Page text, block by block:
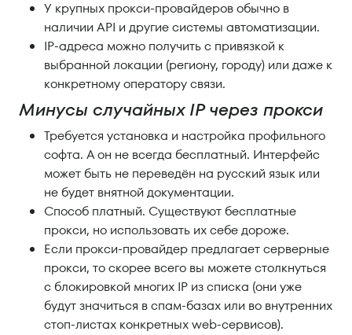
У крупных прокси-провайдеров обычно в
наличии API и другие системы автоматизации.
IP-адреса можно получить с привязкой к
выбранной локации (региону, городу) или даже к
конкретному оператору связи.
Минусы случайных IP через прокси
Требуется установка и настройка профильного
софта. А он не всегда бесплатный. Интерфейс
может быть не переведён на русский язык или
не будет внятной документации.
Способ платный. Существуют бесплатные
прокси, но использовать их себе дороже.
Если прокси-провайдер предлагает серверные
прокси, то скорее всего вы можете столкнуться
с блокировкой многих IP из списка (они уже
будут значиться в спам-базах или во внутренних
стоп-листах конкретных web-сервисов).